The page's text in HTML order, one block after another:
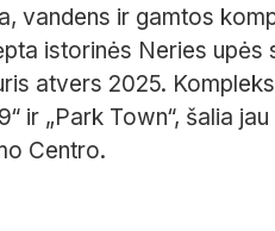
vandens ir gamtos
istorinės Neries upės
atvers 2025.
ir „Park Town“, šalia
Centro.